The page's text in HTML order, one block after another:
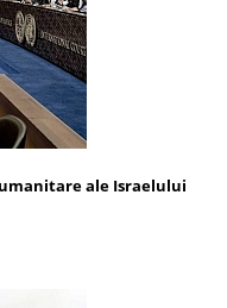
ale Israelului